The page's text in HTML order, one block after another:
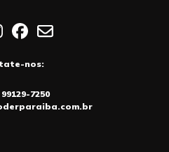
nos:
99129-7250